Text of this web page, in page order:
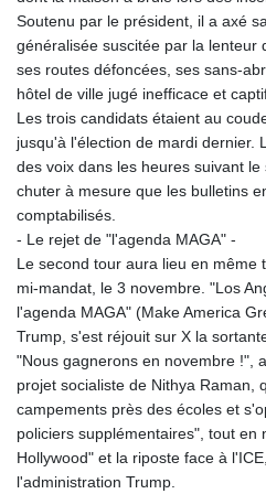
Soutenu par le président, il a axé
généralisée suscitée par la lenteur
ses routes défoncées, ses sans-
hôtel de ville jugé inefficace et
Les trois candidats étaient au
jusqu'à l'élection de mardi dernier.
des voix dans les heures suivant
chuter à mesure que les bulletins
comptabilisés.
- Le rejet de "l'agenda MAGA" -
Le second tour aura lieu en même
mi-mandat, le 3 novembre. "Los
l'agenda MAGA" (Make America
Trump, s'est réjouit sur X la
"Nous gagnerons en novembre !",
projet socialiste de Nithya Raman,
campements près des écoles et
policiers supplémentaires", tout en
Hollywood" et la riposte face à
l'administration Trump.